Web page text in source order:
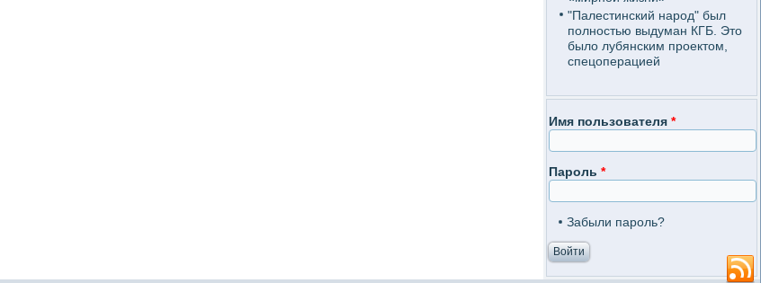
"Палестинский народ" был
полностью выдуман КГБ. Это
было лубянским проектом,
спецоперацией
Имя пользователя *
Пароль *
Забыли пароль?